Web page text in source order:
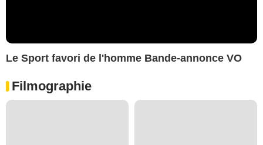
Le Sport favori de l'homme Bande-annonce VO
Filmographie